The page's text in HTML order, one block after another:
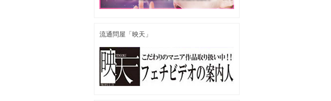
流通問屋「映天」